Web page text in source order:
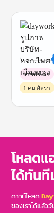
งานประจำ
1 คน อัตรา
of
โหลด
ได้ทันที
ดาวน์โหลด
ของเราได้แล้ว